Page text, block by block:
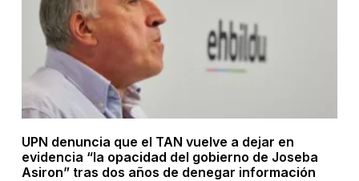
UPN denuncia que el TAN vuelve a dejar en
evidencia “la opacidad del gobierno de Joseba
Asiron” tras dos años de denegar información